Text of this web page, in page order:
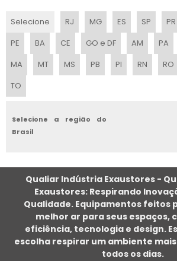
EXAUSTOR AXIAL PARA COZINHA INDUSTRIAL
EXAUSTOR INDUSTRIAL AXIAL
VENTILADOR EXAUSTOR AXIAL
EXAUSTOR AXIAL MONOFÁSICO
LOCAÇÃO DE EXAUSTOR AXIAL
EXAUSTOR AXIAL QUANTO CUSTA
EXAUSTOR AXIAL COMPRAR
EXAUSTOR AXIAL INDUSTRIAL PREÇO
Selecione RJ MG ES SP PR
PE
BA CE GO e DF AM PA
MA
MT MS PB PI RN RO
TO
Selecione a região do
Brasil
Qualiar Indústria Exaustores -
Exaustores: Respirando
Qualidade. Equipamentos feitos
melhor ar para seus espaços,
eficiência, tecnologia e design.
escolha respirar um ambiente
todos os dias.